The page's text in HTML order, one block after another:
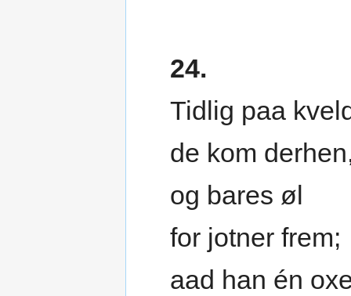
24.
Tidlig paa
de kom
og bares øl
for jotner frem;
aad han én